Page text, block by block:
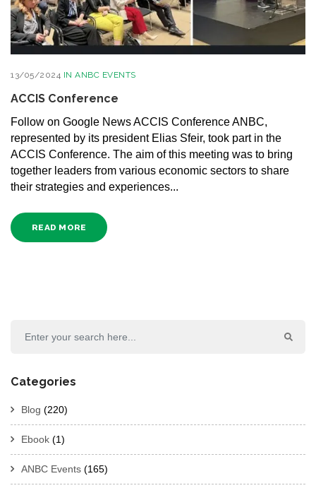
13/05/2024 IN ANBC EVENTS
ACCIS Conference
Follow on Google News ACCIS Conference ANBC,
represented by its president Elias Sfeir, took part in the
ACCIS Conference. The aim of this meeting was to bring
together leaders from various economic sectors to share
their strategies and experiences...
READ MORE
Categories
Blog (220)
Ebook (1)
ANBC Events (165)